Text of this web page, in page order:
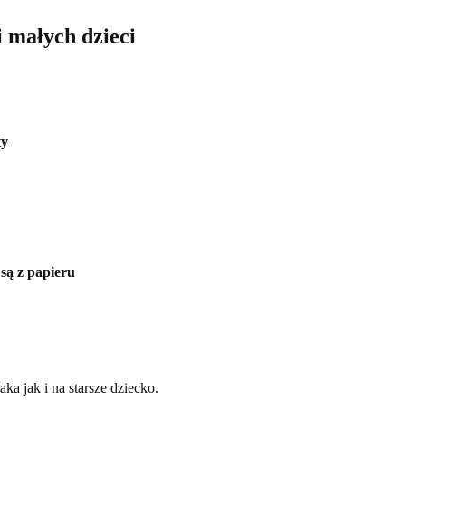
małych dzieci
z papieru
jak i na starsze dziecko.